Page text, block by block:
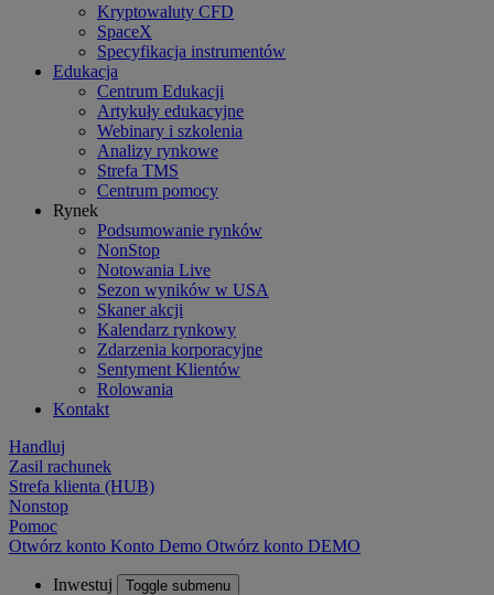
Kryptowaluty CFD
SpaceX
Specyfikacja instrumentów
Edukacja
Centrum Edukacji
Artykuły edukacyjne
Webinary i szkolenia
Analizy rynkowe
Strefa TMS
Centrum pomocy
Rynek
Podsumowanie rynków
NonStop
Notowania Live
Sezon wyników w USA
Skaner akcji
Kalendarz rynkowy
Zdarzenia korporacyjne
Sentyment Klientów
Rolowania
Kontakt
Handluj
Zasil rachunek
Strefa klienta (HUB)
Nonstop
Pomoc
Otwórz konto Konto Demo Otwórz konto DEMO
Inwestuj Toggle submenu